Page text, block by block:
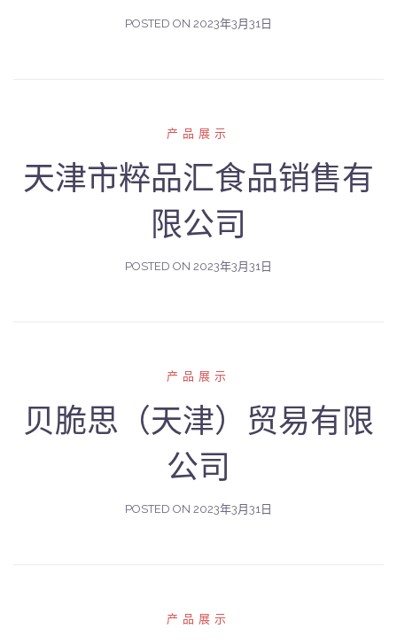
POSTED ON 2023年3月31日
产品展示
天津市粹品汇食品销售有
限公司
POSTED ON 2023年3月31日
产品展示
贝脆思（天津）贸易有限
公司
POSTED ON 2023年3月31日
产品展示